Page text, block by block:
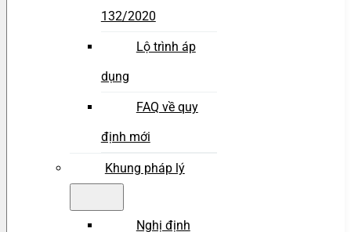
132/2020
Lộ trình áp
dụng
FAQ về quy
định mới
Khung pháp lý
Nghị định